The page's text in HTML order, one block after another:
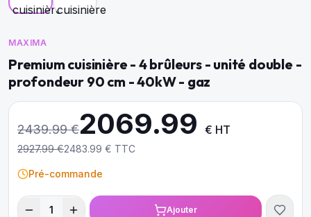
MAXIMA
Premium cuisinière - 4 brûleurs - unité double -
profondeur 90 cm - 40kW - gaz
2439.99€2069.99 € HT
2927.99€2483.99 € TTC
Pré-commande
1 Ajouter